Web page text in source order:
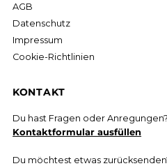
AGB
Datenschutz
Impressum
Cookie-Richtlinien
KONTAKT
Du hast Fragen oder
Kontaktformular ausfüllen
Du möchtest etwas